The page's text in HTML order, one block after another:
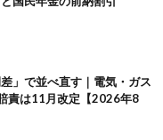
」で並べ直す｜電気・ガス
責は11月改定【2026年8